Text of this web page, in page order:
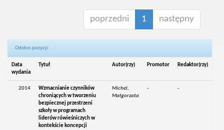
poprzedni 1 następny
Odsłon pozycji:
Data
wydania
Tytuł Autor(rzy) Promotor Redaktor(rzy)
2014
Wzmacnianie czynników
chroniących w tworzeniu
bezpiecznej przestrzeni
szkoły w programach
liderów rówieśniczych w
kontekście koncepcji
Michel,
Małgorzata
- -